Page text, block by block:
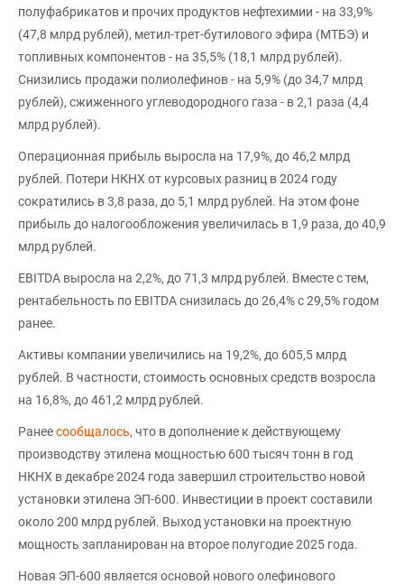
полуфабрикатов и прочих продуктов нефтехимии - на 33,9%
(47,8 млрд рублей), метил-трет-бутилового эфира (МТБЭ) и
топливных компонентов - на 35,5% (18,1 млрд рублей).
Снизились продажи полиолефинов - на 5,9% (до 34,7 млрд
рублей), сжиженного углеводородного газа - в 2,1 раза (4,4
млрд рублей).
Операционная прибыль выросла на 17,9%, до 46,2 млрд
рублей. Потери НКНХ от курсовых разниц в 2024 году
сократились в 3,8 раза, до 5,1 млрд рублей. На этом фоне
прибыль до налогообложения увеличилась в 1,9 раза, до 40,9
млрд рублей.
EBITDA выросла на 2,2%, до 71,3 млрд рублей. Вместе с тем,
рентабельность по EBITDA снизилась до 26,4% с 29,5% годом
ранее.
Активы компании увеличились на 19,2%, до 605,5 млрд
рублей. В частности, стоимость основных средств возросла
на 16,8%, до 461,2 млрд рублей.
Ранеесообщалось, что в дополнение к действующему
производству этилена мощностью 600 тысяч тонн в год
НКНХ в декабре 2024 года завершил строительство новой
установки этилена ЭП-600. Инвестиции в проект составили
около 200 млрд рублей. Выход установки на проектную
мощность запланирован на второе полугодие 2025 года.
Новая ЭП-600 является основой нового олефинового